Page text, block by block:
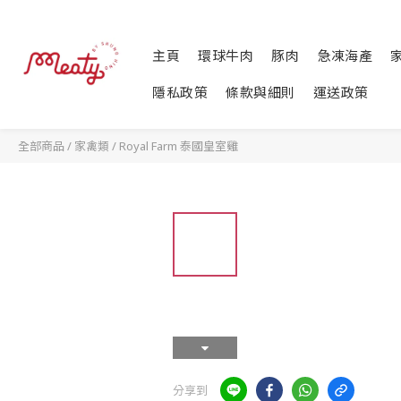
主頁 環球牛肉 豚肉 急凍海產
隱私政策 條款與細則 運送政策
全部商品 / 家禽類 / Royal Farm 泰國皇室雞
分享到